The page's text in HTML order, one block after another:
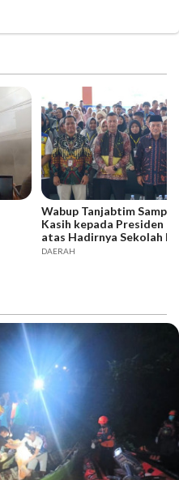
Wabup Tanjabtim
Kasih kepada Presiden
atas Hadirnya Sekolah
DAERAH